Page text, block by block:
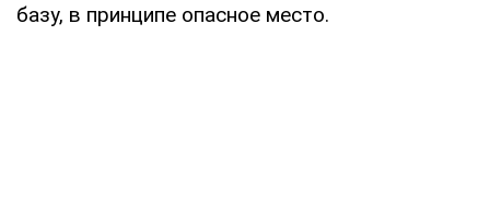
базу, в принципе опасное место.